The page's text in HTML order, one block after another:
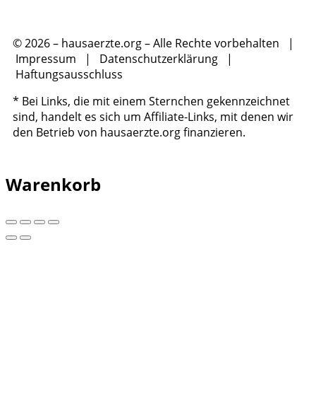
© 2026 – hausaerzte.org – Alle Rechte vorbehalten |
Impressum | Datenschutzerklärung |
Haftungsausschluss
* Bei Links, die mit einem Sternchen gekennzeichnet
sind, handelt es sich um Affiliate-Links, mit denen wir
den Betrieb von hausaerzte.org finanzieren.
Warenkorb